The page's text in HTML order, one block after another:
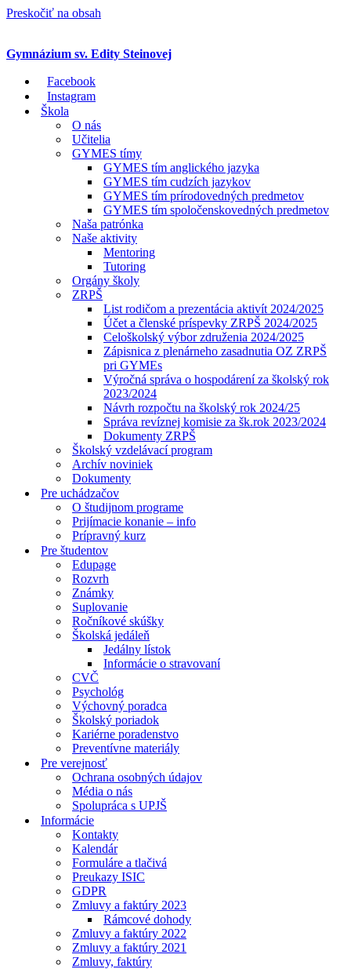
Preskočiť na obsah
Gymnázium sv. Edity Steinovej
Facebook
Instagram
Škola
O nás
Učitelia
GYMES tímy
GYMES tím anglického jazyka
GYMES tím cudzích jazykov
GYMES tím prírodovedných predmetov
GYMES tím spoločenskovedných predmetov
Naša patrónka
Naše aktivity
Mentoring
Tutoring
Orgány školy
ZRPŠ
List rodičom a prezentácia aktivít 2024/2025
Účet a členské príspevky ZRPŠ 2024/2025
Celoškolský výbor združenia 2024/2025
Zápisnica z plenárneho zasadnutia OZ ZRPŠ
pri GYMEs
Výročná správa o hospodárení za školský rok
2023/2024
Návrh rozpočtu na školský rok 2024/25
Správa revíznej komisie za šk.rok 2023/2024
Dokumenty ZRPŠ
Školský vzdelávací program
Archív noviniek
Dokumenty
Pre uchádzačov
O študijnom programe
Prijímacie konanie – info
Prípravný kurz
Pre študentov
Edupage
Rozvrh
Známky
Suplovanie
Ročníkové skúšky
Školská jedáleň
Jedálny lístok
Informácie o stravovaní
CVČ
Psychológ
Výchovný poradca
Školský poriadok
Kariérne poradenstvo
Preventívne materiály
Pre verejnosť
Ochrana osobných údajov
Média o nás
Spolupráca s UPJŠ
Informácie
Kontakty
Kalendár
Formuláre a tlačivá
Preukazy ISIC
GDPR
Zmluvy a faktúry 2023
Rámcové dohody
Zmluvy a faktúry 2022
Zmluvy a faktúry 2021
Zmluvy, faktúry